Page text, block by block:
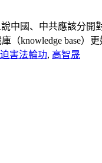
中國、中共應該分
knowledge base）
迫害法輪功, 高智晟